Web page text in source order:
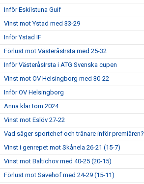
Inför Eskilstuna Guif
Vinst mot Ystad med 33-29
Inför Ystad IF
Förlust mot VästeråsIrsta med 25-32
Inför VästeråsIrsta i ATG Svenska cupen
Vinst mot OV Helsingborg med 30-22
Inför OV Helsingborg
Anna klar tom 2024
Vinst mot Eslöv 27-22
Vad säger sportchef och tränare inför premiären?
Vinst i genrepet mot Skånela 26-21 (15-7)
Vinst mot Baltichov med 40-25 (20-15)
Förlust mot Sävehof med 24-29 (15-11)